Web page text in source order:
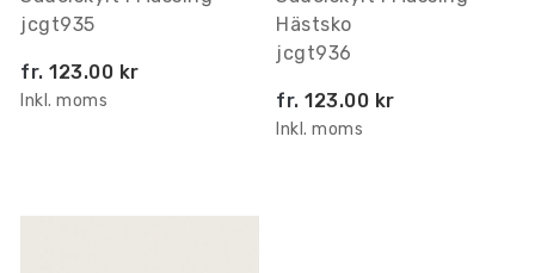
jcgt935
fr. 123.00 kr
Inkl. moms
Hästsko
jcgt936
fr. 123.00 kr
Inkl. moms